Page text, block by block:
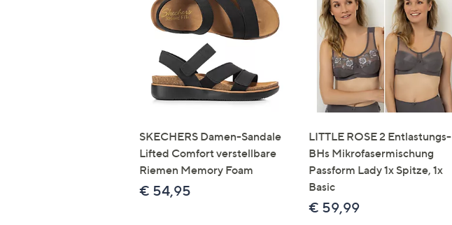
SKECHERS Damen-Sandale
Lifted Comfort verstellbare
Riemen Memory Foam
€ 54,95
LITTLE ROSE 2 Entlastungs-
BHs Mikrofasermischung
Passform Lady 1x Spitze, 1x
Basic
€ 59,99